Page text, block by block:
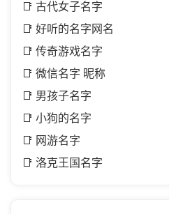
📑 古代女子名字
📑 好听的名字网名
📑 传奇游戏名字
📑 微信名字 昵称
📑 男孩子名字
📑 小狗的名字
📑 网游名字
📑 洛克王国名字